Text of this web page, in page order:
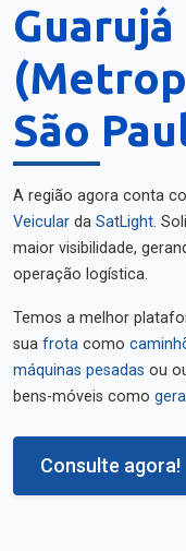
Guarujá
São
A região agora conta
Veicular da SatLight.
maior visibilidade,
operação logística.
Temos a melhor
sua frota como
máquinas pesadas ou
bens-móveis como
Consulte agora!